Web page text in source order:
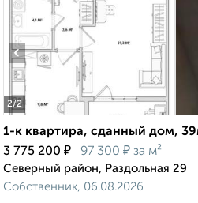
2/2
‹
1-к квартира, сданный дом,
3 775 200 ₽ 97 300 ₽ за м²
Северный район, Раздольная 29
Собственник, 06.08.2026